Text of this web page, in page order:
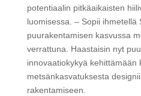
potentiaalin pitkäaikaisten
luomisessa. – Sopii ihmetellä
puurakentamisen kasvussa
verrattuna. Haastaisin nyt
innovaatiokykyä kehittämään
metsänkasvatuksesta
rakentamiseen.